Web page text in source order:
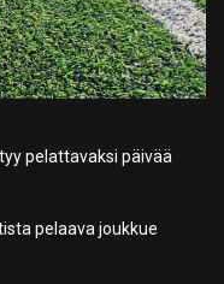
pelattavaksi päivää
pelaava joukkue